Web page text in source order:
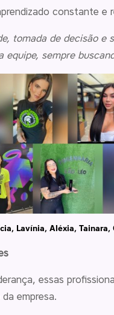
constante e
tomada de decisão
equipe, sempre
Lavínia, Aléxia,
essas
empresa.